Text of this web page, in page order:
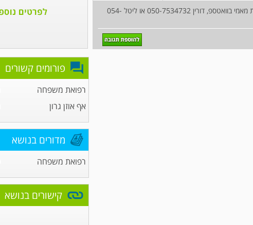
היוש ! אנחנו מחכות לך בייב ורוצות להכיר אותך מאמי! אנחנו זמינות מאמי בוואטספ, דורין 050-7534732 או ליטל 054-
פורומים קשורים
רפואת משפחה
אף אוזן גרון
מדורים בנושא
רפואת משפחה
קישורים בנושא